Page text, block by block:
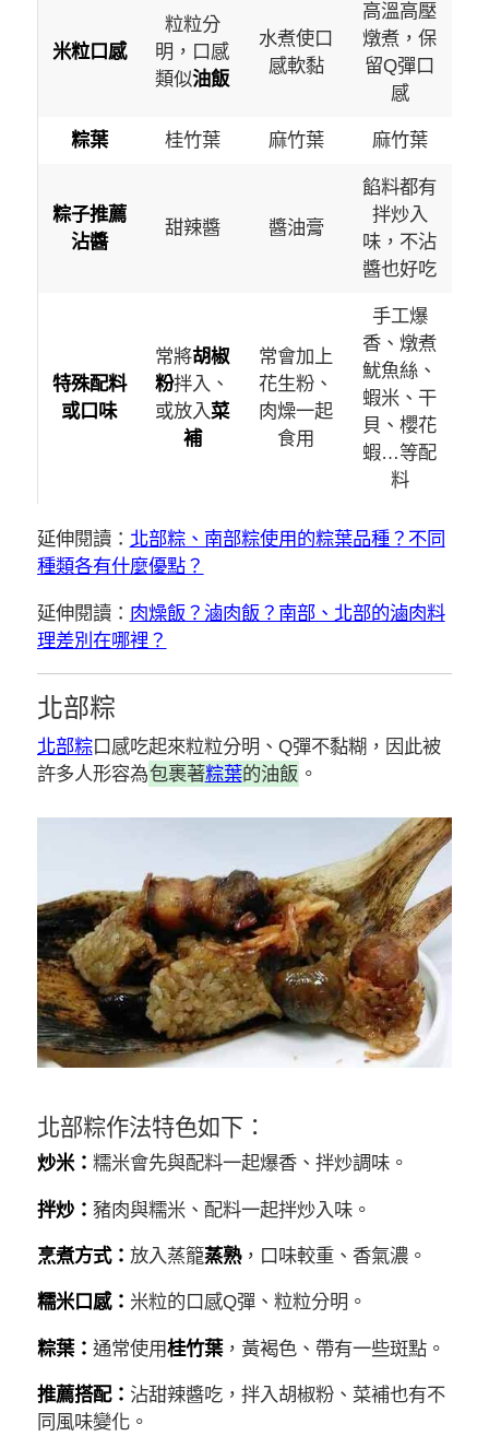
米粒口感
粒粒分
明，口感
類似油飯
水煮使口
感軟黏
高溫高壓
燉煮，保
留Q彈口
感
粽葉 桂竹葉 麻竹葉 麻竹葉
粽子推薦
沾醬
甜辣醬 醬油膏
餡料都有
拌炒入
味，不沾
醬也好吃
特殊配料
或口味
常將胡椒
粉拌入、
或放入菜
補
常會加上
花生粉、
肉燥一起
食用
手工爆
香、燉煮
魷魚絲、
蝦米、干
貝、櫻花
蝦…等配
料
延伸閱讀： 北部粽、南部粽使用的粽葉品種？不同
種類各有什麼優點？
延伸閱讀： 肉燥飯？滷肉飯？南部、北部的滷肉料
理差別在哪裡？
北部粽
北部粽口感吃起來粒粒分明、Q彈不黏糊，因此被
許多人形容為包裹著粽葉的油飯 。
北部粽作法特色如下：
炒米： 糯米會先與配料一起爆香、拌炒調味。
拌炒： 豬肉與糯米、配料一起拌炒入味。
烹煮方式： 放入蒸籠蒸熟，口味較重、香氣濃。
糯米口感： 米粒的口感Q彈、粒粒分明。
粽葉： 通常使用桂竹葉，黃褐色、帶有一些斑點。
推薦搭配： 沾甜辣醬吃，拌入胡椒粉、菜補也有不
同風味變化。